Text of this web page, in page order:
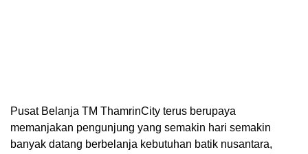
Pusat Belanja TM ThamrinCity terus berupaya
memanjakan pengunjung yang semakin hari semakin
banyak datang berbelanja kebutuhan batik nusantara,